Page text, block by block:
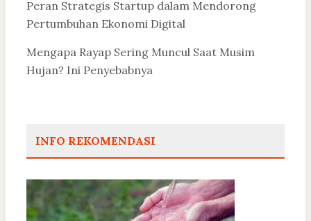
Peran Strategis Startup dalam Mendorong
Pertumbuhan Ekonomi Digital
Mengapa Rayap Sering Muncul Saat Musim
Hujan? Ini Penyebabnya
INFO REKOMENDASI